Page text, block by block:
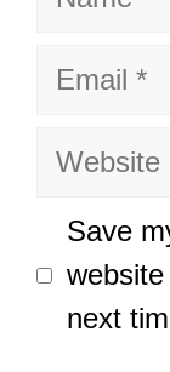
Email
Website
Save
next